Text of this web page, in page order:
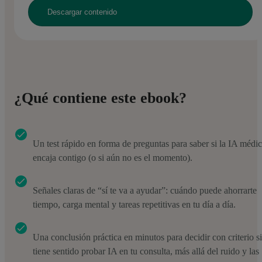
¿Qué contiene este ebook?
Un test rápido en forma de preguntas para saber si la IA
encaja contigo (o si aún no es el momento).
Señales claras de “sí te va a ayudar”: cuándo puede ahorrarte
tiempo, carga mental y tareas repetitivas en tu día a día.
Una conclusión práctica en minutos para decidir con criterio si
tiene sentido probar IA en tu consulta, más allá del ruido y las